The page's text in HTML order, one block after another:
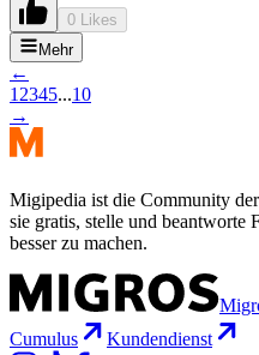
0 Likes
Mehr
←
1 2345...10
→
Migipedia ist die Community
sie gratis, stelle und
besser zu machen.
Cumulus
Kundendienst